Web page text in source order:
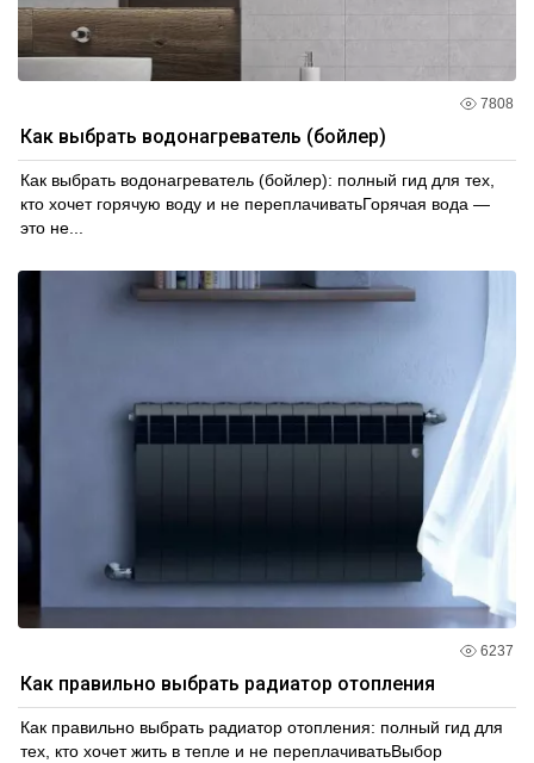
7808
Как выбрать водонагреватель (бойлер)
Как выбрать водонагреватель (бойлер): полный гид для тех,
кто хочет горячую воду и не переплачиватьГорячая вода —
это не...
6237
Как правильно выбрать радиатор отопления
Как правильно выбрать радиатор отопления: полный гид для
тех, кто хочет жить в тепле и не переплачиватьВыбор